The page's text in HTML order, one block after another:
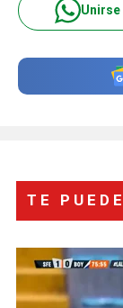
Unirse
TE